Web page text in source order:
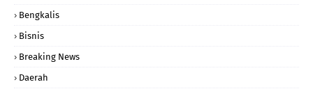
Bengkalis
Bisnis
Breaking News
Daerah